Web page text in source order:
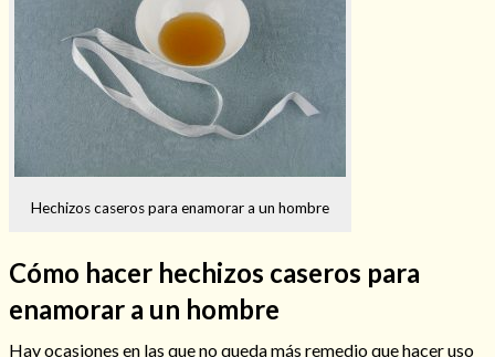
Hechizos de amor
Hechizos caseros para enamorar a un hombre
Cómo hacer hechizos caseros para
enamorar a un hombre
Hay ocasiones en las que no queda más remedio que hacer uso